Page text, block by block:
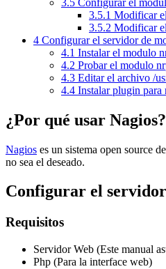
3.5.1 Modificar
3.5.2 Modificar
4 Configurar el servidor de
4.1 Instalar el modulo
4.2 Probar el modulo
4.3 Editar el archivo /
4.4 Instalar plugin para
¿Por qué usar Nagios?
Nagios es un sistema open source
no sea el deseado.
Configurar el
Requisitos
Servidor Web (Este manual
Php (Para la interface web)